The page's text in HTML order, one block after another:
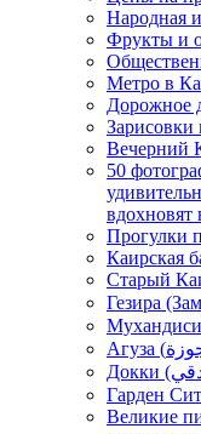
Народная
Фрукты и
Метро в
Дорожное
Зарисовки
Вечерний
50
вдохновят
Прогулки
Каирская
Старый
Великие